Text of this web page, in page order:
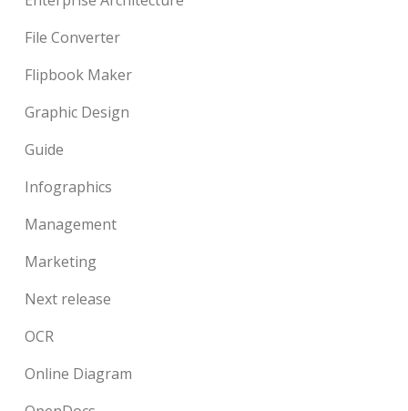
File Converter
Flipbook Maker
Graphic Design
Guide
Infographics
Management
Marketing
Next release
OCR
Online Diagram